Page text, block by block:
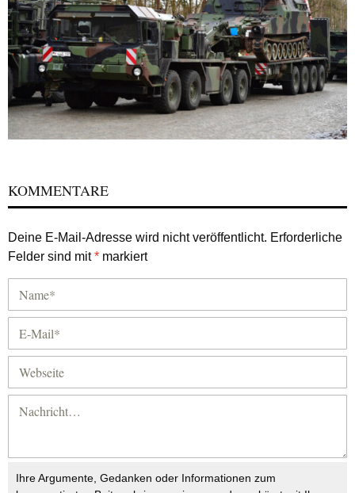
KOMMENTARE
Deine E-Mail-Adresse wird nicht veröffentlicht. Erforderliche
Felder sind mit* markiert
Ihre Argumente, Gedanken oder Informationen zum